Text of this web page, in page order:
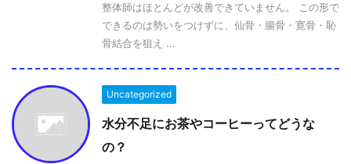
整体師はほとんどが改善できていません。 この形で
できるのは勢いをつけずに、仙骨・腸骨・寛骨・恥
骨結合を狙え ...
Uncategorized
水分不足にお茶やコーヒーってどうな
の？